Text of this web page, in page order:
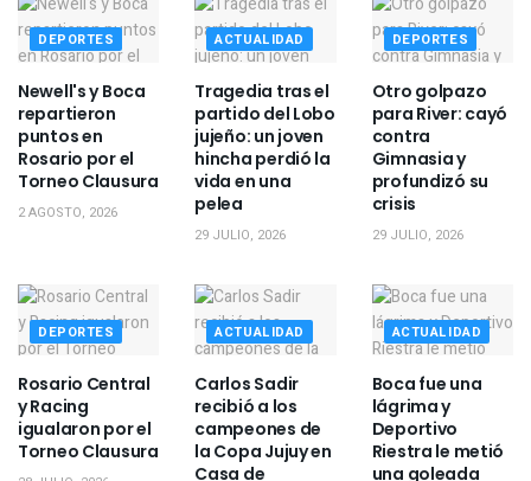
DEPORTES
Newell's y Boca
repartieron
puntos en
Rosario por el
Torneo Clausura
2 AGOSTO, 2026
ACTUALIDAD
Tragedia tras el
partido del Lobo
jujeño: un joven
hincha perdió la
vida en una
pelea
29 JULIO, 2026
DEPORTES
Otro golpazo
para River: cayó
contra
Gimnasia y
profundizó su
crisis
29 JULIO, 2026
DEPORTES
Rosario Central
y Racing
igualaron por el
Torneo Clausura
ACTUALIDAD
Carlos Sadir
recibió a los
campeones de
la Copa Jujuy en
Casa de
ACTUALIDAD
Boca fue una
lágrima y
Deportivo
Riestra le metió
una goleada